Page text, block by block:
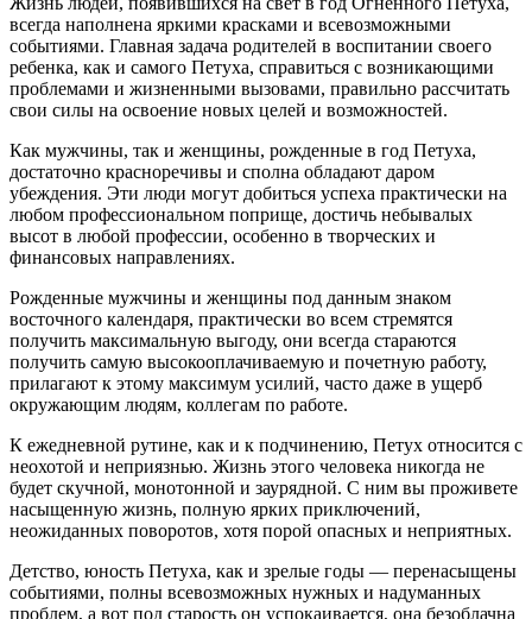
всегда наполнена яркими красками и всевозможными
событиями. Главная задача родителей в воспитании своего
ребенка, как и самого Петуха, справиться с возникающими
проблемами и жизненными вызовами, правильно рассчитать
свои силы на освоение новых целей и возможностей.
Как мужчины, так и женщины, рожденные в год Петуха,
достаточно красноречивы и сполна обладают даром
убеждения. Эти люди могут добиться успеха практически на
любом профессиональном поприще, достичь небывалых
высот в любой профессии, особенно в творческих и
финансовых направлениях.
Рожденные мужчины и женщины под данным знаком
восточного календаря, практически во всем стремятся
получить максимальную выгоду, они всегда стараются
получить самую высокооплачиваемую и почетную работу,
прилагают к этому максимум усилий, часто даже в ущерб
окружающим людям, коллегам по работе.
К ежедневной рутине, как и к подчинению, Петух относится с
неохотой и неприязнью. Жизнь этого человека никогда не
будет скучной, монотонной и заурядной. С ним вы проживете
насыщенную жизнь, полную ярких приключений,
неожиданных поворотов, хотя порой опасных и неприятных.
Детство, юность Петуха, как и зрелые годы — перенасыщены
событиями, полны всевозможных нужных и надуманных
проблем, а вот под старость он успокаивается, она безоблачна